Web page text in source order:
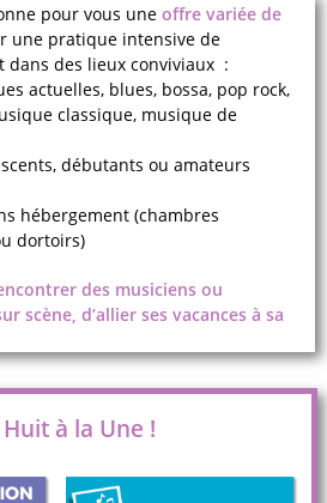
pour vous une offre variée de
une pratique intensive de
dans des lieux conviviaux :
actuelles, blues, bossa, pop rock,
classique, musique de
débutants ou amateurs
hébergement (chambres
dortoirs)
des musiciens ou
scène, d’allier ses vacances à sa
Huit à la Une !